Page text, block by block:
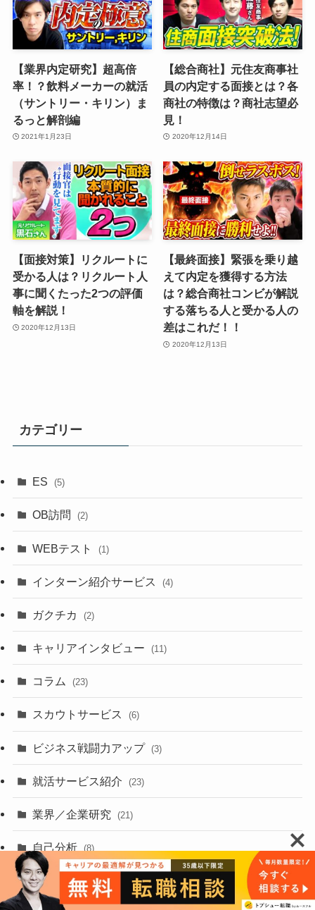
【業界内定研究】超高倍
率！？飲料メーカーの就活
（サントリー・キリン）ま
るっと解剖編
2021年1月23日
【総合商社】元住友商事社
員の内定する面接とは？各
商社の特徴は？商社志望必
見！
2020年12月14日
【面接対策】リクルートに
受かる人は？リクルート人
事に聞くたった2つの評価
軸を解説！
2020年12月13日
【最終面接】緊張を乗り越
えて内定を獲得する方法
は？総合商社コンビが解説
する落ちる人と受かる人の
差はこれだ！！
2020年12月13日
カテゴリー
ES (5)
OB訪問 (2)
WEBテスト (1)
インターン紹介サービス (4)
ガクチカ (2)
キャリアインタビュー (11)
コラム (23)
スカウトサービス (6)
ビジネス戦闘力アップ (3)
就活サービス紹介 (23)
業界／企業研究 (21)
自己分析 (8)
転職成功体験談